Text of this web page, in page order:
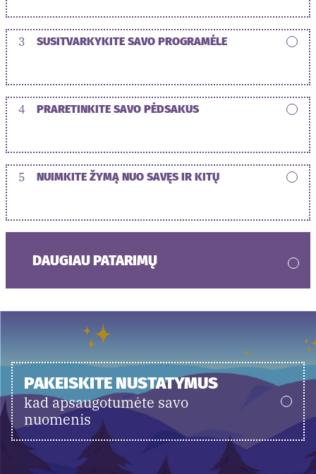
3 SUSITVARKYKITE SAVO PROGRAMĖLE
4 PRARETINKITE SAVO PĖDSAKUS
5 NUIMKITE ŽYMĄ NUO SAVĘS IR KITŲ
DAUGIAU PATARIMŲ
PAKEISKITE NUSTATYMUS
kad apsaugotumėte savo
nuomenis